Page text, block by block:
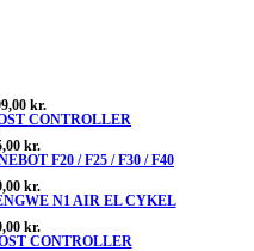
kr.
CONTROLLER
kr.
F20 / F25 / F30 / F40
kr.
N1 AIR EL CYKEL
kr.
CONTROLLER